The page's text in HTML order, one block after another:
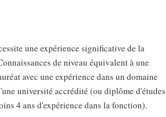
une expérience significative de la
de niveau équivalent à une
avec une expérience dans un domaine
université accrédité (ou diplôme d'études
4 ans d'expérience dans la fonction).